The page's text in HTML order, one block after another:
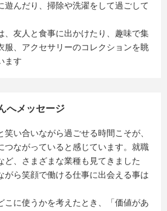
遊んだり、掃除や洗濯をして過ごして
、友人と食事に出かけたり、趣味で集
服、アクセサリーのコレクションを眺
ます
へメッセージ
笑い合いながら過ごせる時間こそが、
つながっていると感じています。就職
ど、さまざまな業種も見てきました
がら笑顔で働ける仕事に出会える事は
こに使うかを考えたとき、「価値があ